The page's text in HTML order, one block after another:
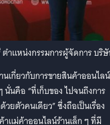
ำแหน่งกรรมการผู้จัดการ บริ
เกี่ยวกับการขายสินค้าออนไลน์
นคือ “ที่เก็บของ ไปจนถึงการ
ยตัวคนเดียว” ซึ่งถือเป็นเรื่อง
แม่ค้าออนไลน์ร้านเล็ก ๆ ที่มี